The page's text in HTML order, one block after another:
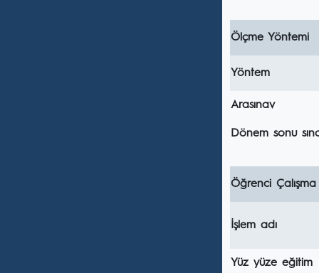
Ölçme Yöntemi
Yöntem
Arasınav
Dönem sonu
Öğrenci Çalışma
İşlem adı
Yüz yüze eğitim